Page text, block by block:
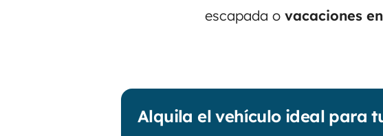
escapada o vacaciones
Alquila el vehículo ideal para